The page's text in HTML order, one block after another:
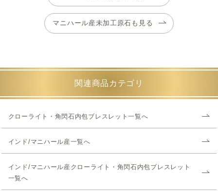
マニハール産未加工原石も見る
関連商品カテゴリ
クローライト・角閃石内包ブレスレット一覧へ
インド/マニハール産一覧へ
インド/マニハール産クローライト・角閃石内包ブレスレット
一覧へ